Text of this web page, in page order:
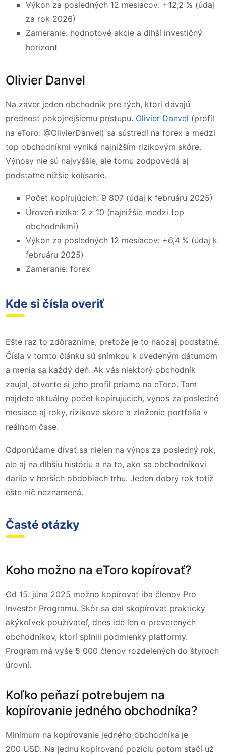
Výkon za posledných 12 mesiacov: +12,2 % (údaj
za rok 2026)
Zameranie: hodnotové akcie a dlhší investičný
horizont
Olivier Danvel
Na záver jeden obchodník pre tých, ktorí dávajú
prednosť pokojnejšiemu prístupu. Olivier Danvel (profil
na eToro: @OlivierDanvel) sa sústredí na forex a medzi
top obchodníkmi vyniká najnižším rizikovým skóre.
Výnosy nie sú najvyššie, ale tomu zodpovedá aj
podstatne nižšie kolísanie.
Počet kopírujúcich: 9 807 (údaj k februáru 2025)
Úroveň rizika: 2 z 10 (najnižšie medzi top
obchodníkmi)
Výkon za posledných 12 mesiacov: +6,4 % (údaj k
februáru 2025)
Zameranie: forex
Kde si čísla overiť
Ešte raz to zdôrazníme, pretože je to naozaj podstatné.
Čísla v tomto článku sú snímkou k uvedeným dátumom
a menia sa každý deň. Ak vás niektorý obchodník
zaujal, otvorte si jeho profil priamo na eToro. Tam
nájdete aktuálny počet kopírujúcich, výnos za posledné
mesiace aj roky, rizikové skóre a zloženie portfólia v
reálnom čase.
Odporúčame dívať sa nielen na výnos za posledný rok,
ale aj na dlhšiu históriu a na to, ako sa obchodníkovi
darilo v horších obdobiach trhu. Jeden dobrý rok totiž
ešte nič neznamená.
Časté otázky
Koho možno na eToro kopírovať?
Od 15. júna 2025 možno kopírovať iba členov Pro
Investor Programu. Skôr sa dal skopírovať prakticky
akýkoľvek používateľ, dnes ide len o preverených
obchodníkov, ktorí splnili podmienky platformy.
Program má vyše 5 000 členov rozdelených do štyroch
úrovní.
Koľko peňazí potrebujem na
kopírovanie jedného obchodníka?
Minimum na kopírovanie jedného obchodníka je
200 USD. Na jednu kopírovanú pozíciu potom stačí už